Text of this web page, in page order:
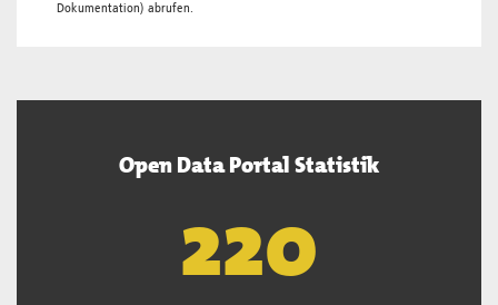
Dokumentation) abrufen.
Open Data Portal Statistik
221